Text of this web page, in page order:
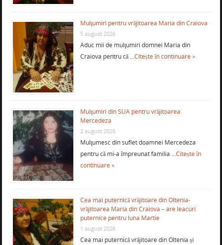
Mulţumiri pentru vrăjitoarea Maria din Craiova
5 august 2026
Aduc mii de mulţumiri domnei Maria din
Craiova pentru că …Citește în continuare »
Mulţumiri din SUA pentru vrăjitoarea
Mercedeza
2 august 2026
Mulţumesc din suflet doamnei Mercedeza
pentru că mi-a împreunat familia …Citește în
continuare »
Cea mai puternică vrăjitoare din Oltenia-
vrăjitoarea Maria din Craiova – are leacuri
puternice pentru luna Martie
1 august 2026
Cea mai puternică vrăjitoare din Oltenia și